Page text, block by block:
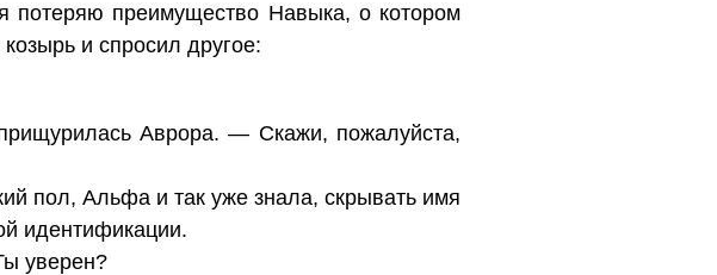
потеряю преимущество Навыка, о котором
и спросил другое:
Аврора. — Скажи, пожалуйста,
пол, Альфа и так уже знала, скрывать имя
идентификации.
уверен?